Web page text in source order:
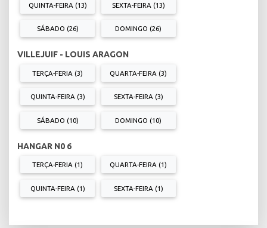
QUINTA-FEIRA (13) SEXTA-FEIRA (13)
SÁBADO (26) DOMINGO (26)
VILLEJUIF - LOUIS ARAGON
TERÇA-FERIA (3) QUARTA-FEIRA (3)
QUINTA-FEIRA (3) SEXTA-FEIRA (3)
SÁBADO (10) DOMINGO (10)
HANGAR N0 6
TERÇA-FERIA (1) QUARTA-FEIRA (1)
QUINTA-FEIRA (1) SEXTA-FEIRA (1)